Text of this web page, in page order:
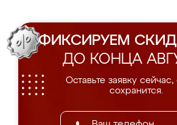
ФИКСИРУЕМ
ДО КОНЦА
Оставьте заявку сейчас,
сохранится.